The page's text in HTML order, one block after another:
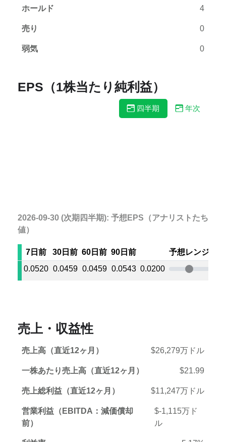
ホールド 4
売り 0
弱気 0
EPS（1株当たり純利益）
四半期 年次
2026-09-30 (次期四半期): 予想EPS（アナリストたちの平
値）
7日前 30日前 60日前 90日前
予想レンジ
0.0520 0.0459 0.0459 0.0543 0.0200
売上・収益性
売上高（直近12ヶ月） $26,279万ドル
一株あたり売上高（直近12ヶ月） $21.99
売上総利益（直近12ヶ月） $11,247万ドル
営業利益（EBITDA：減価償却
前）
$-1,115万ド
ル